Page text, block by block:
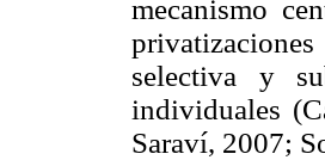
mecanismo
selectiva y
individuales
Saraví, 2007;